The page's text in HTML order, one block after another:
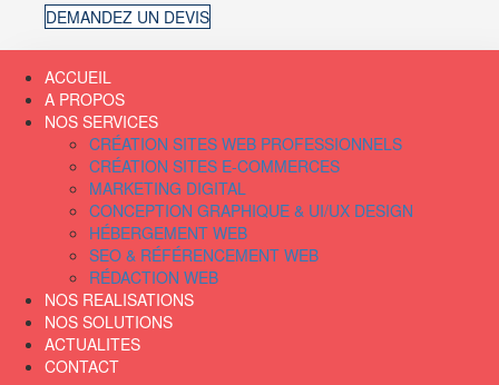
DEMANDEZ UN DEVIS
ACCUEIL
A PROPOS
NOS SERVICES
CRÉATION SITES WEB PROFESSIONNELS
CRÉATION SITES E-COMMERCES
MARKETING DIGITAL
CONCEPTION GRAPHIQUE & UI/UX DESIGN
HÉBERGEMENT WEB
SEO & RÉFÉRENCEMENT WEB
RÉDACTION WEB
NOS REALISATIONS
NOS SOLUTIONS
ACTUALITES
CONTACT